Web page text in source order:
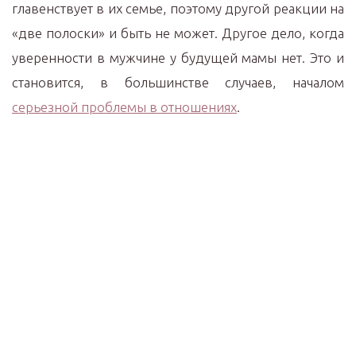
главенствует в их семье, поэтому другой реакции на
«две полоски» и быть не может. Другое дело, когда
уверенности в мужчине у будущей мамы нет. Это и
становится, в большинстве случаев, началом
серьезной проблемы в отношениях.